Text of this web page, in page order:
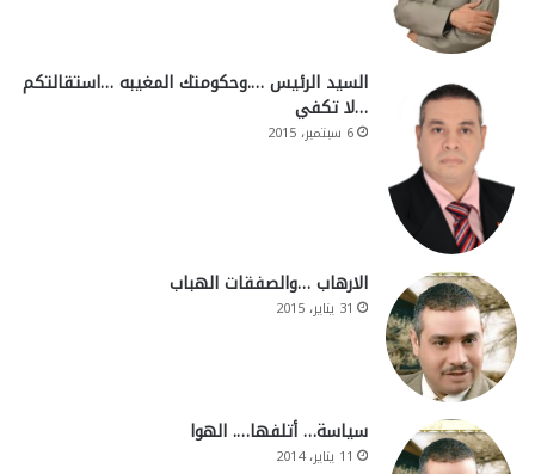
السيد الرئيس ….وحكومتك المغيبه …استقالتكم
…لا تكفي
6 سبتمبر، 2015
الارهاب …والصفقات الهباب
31 يناير، 2015
سياسة… أتلفها…. الهوا
11 يناير، 2014